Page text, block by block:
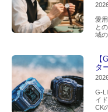
愛
と
域
タ
G-
イ
CK